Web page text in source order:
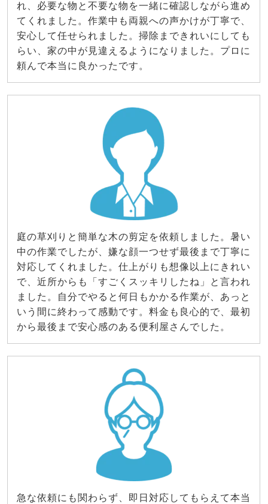
れ、必要な物と不要な物を一緒に確認しながら進め
てくれました。作業中も両親への声かけが丁寧で、
安心して任せられました。掃除まできれいにしても
らい、家の中が見違えるようになりました。プロに
頼んで本当に良かったです。
庭の草刈りと簡単な木の剪定を依頼しました。暑い
中の作業でしたが、嫌な顔一つせず最後まで丁寧に
対応してくれました。仕上がりも想像以上にきれい
で、近所からも「すごくスッキリしたね」と言われ
ました。自分でやると何日もかかる作業が、あっと
いう間に終わって感動です。料金も良心的で、最初
から最後まで安心感のある便利屋さんでした。
急な依頼にも関わらず、即日対応してもらえて本当